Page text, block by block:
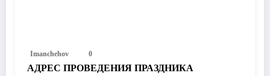
Imanchehov 0
АДРЕС ПРОВЕДЕНИЯ ПРАЗДНИКА